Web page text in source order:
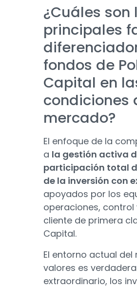
¿Cuáles son
principales
fondos de
Capital en
condiciones
mercado?
El enfoque de la
a la gestión activa
participación total
de la inversión con
apoyados por los
operaciones, control
cliente de primera
Capital.
El entorno actual
valores es
extraordinario, los